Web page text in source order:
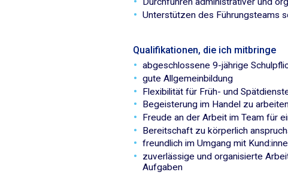
Unterstützen des Führungsteams
Qualifikationen, die ich mitbringe
abgeschlossene 9-jährige
gute Allgemeinbildung
Flexibilität für Früh- und
Begeisterung im Handel zu
Freude an der Arbeit im Team für
Bereitschaft zu körperlich
freundlich im Umgang mit
zuverlässige und organisierte
Aufgaben